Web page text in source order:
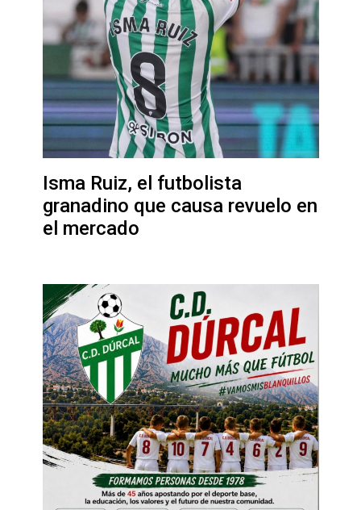
Isma Ruiz, el futbolista
granadino que causa revuelo en
el mercado